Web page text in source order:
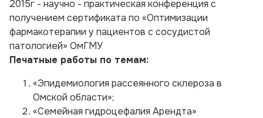
2015г - научно - практическая конференция с
получением сертификата по «Оптимизации
фармакотерапии у пациентов с сосудистой
патологией» ОмГМУ
Печатные работы по темам:
«Эпидемиология рассеянного склероза в
Омской области»;
«Семейная гидроцефалия Арендта»